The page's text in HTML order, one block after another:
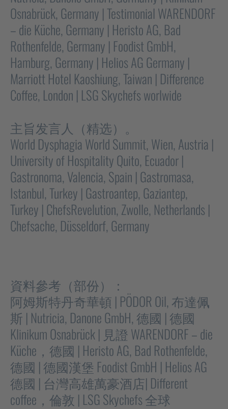
Osnabrück, Germany | Testimonial WARENDORF
– die Küche, Germany | Heristo AG, Bad
Rothenfelde, Germany | Foodist GmbH,
Hamburg, Germany | Helios AG Germany |
Marriott Hotel Kaoshiung, Taiwan | Difference
Coffee, London | LSG Skychefs worlwide
主旨发言人（精选）。
World Dysphagia World Summit, Wien, Austria |
University of Hospitality Quito, Ecuador |
Gastronoma, Valencia, Spain | Gastromasa,
Istanbul, Turkey | Gastroantep, Gaziantep,
Turkey | ChefsRevelution, Zwolle, Netherlands |
Chefsache, Düsseldorf, Germany
資料參考（部份）：
阿姆斯特丹奇華頓 | PÖDOR Oil, 布達佩
斯 | Nutricia, Danone GmbH, 德國 | 德國
Klinikum Osnabrück | 見證 WARENDORF – die
Küche，德國 | Heristo AG, Bad Rothenfelde,
德國 | 德國漢堡 Foodist GmbH | Helios AG
德國 | 台灣高雄萬豪酒店| Different
coffee，倫敦 | LSG Skychefs 全球